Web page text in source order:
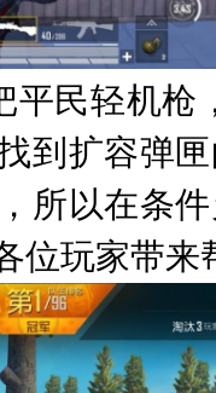
平民轻机
到扩容弹
所以在条
位玩家带